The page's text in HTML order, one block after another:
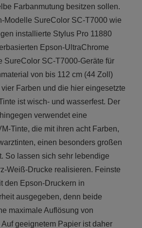
Farbanmutung besitzen sollen.
Modelle SureColor SC-T7000 wie
installierte Stylus Pro 11880
Epson-UltraChrome
SureColor SC-T7000-Geräte für
von bis 112 cm (44 Zoll)
Farben und die hier eingesetzte
ist wisch- und wasserfest. Der
verwendet eine
Tinte, die mit ihren acht Farben,
einen besonders großen
So lassen sich sehr lebendige
Weiß-Drucke realisieren. Feinste
den Epson-Druckern in
ausgegeben, denn beide
maximale Auflösung von
geeignetem Papier ist daher